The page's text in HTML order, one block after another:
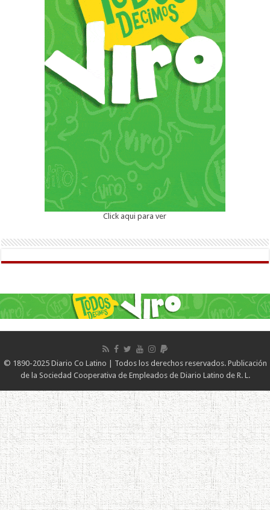
Click aqui para ver
© 1890-2025 Diario Co Latino | Todos los derechos reservados. Publicación
de la Sociedad Cooperativa de Empleados de Diario Latino de R. L.